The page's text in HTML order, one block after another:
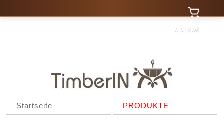
0 Artikel
Startseite PRODUKTE